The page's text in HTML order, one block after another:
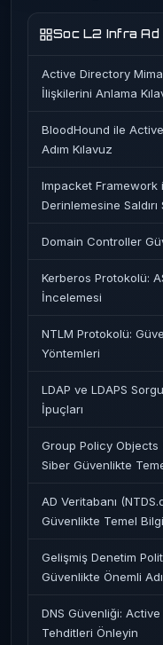
Soc L2 Infra Ad
Active Directory
İlişkilerini Anlama
BloodHound ile Active
Adım Kılavuz
Impacket Framework
Derinlemesine
Domain Controller
Kerberos Protokolü:
İncelemesi
NTLM Protokolü:
Yöntemleri
LDAP ve LDAPS
İpuçları
Group Policy Objects
Siber Güvenlikte
AD Veritabanı
Güvenlikte Temel
Gelişmiş Denetim
Güvenlikte Önemli
DNS Güvenliği:
Tehditleri Önleyin